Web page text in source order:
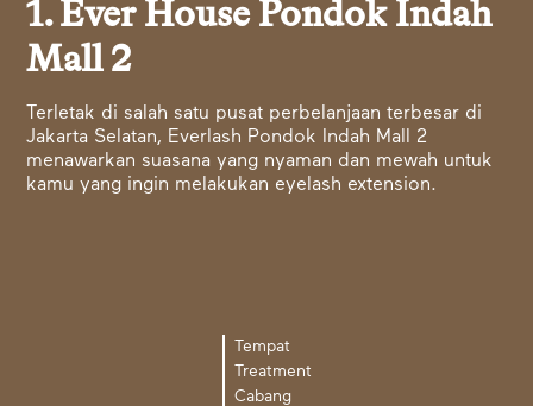
1. Ever House Pondok Indah
Mall 2
Terletak di salah satu pusat perbelanjaan terbesar di
Jakarta Selatan, Everlash Pondok Indah Mall 2
menawarkan suasana yang nyaman dan mewah untuk
kamu yang ingin melakukan eyelash extension.
Tempat
Treatment
Cabang